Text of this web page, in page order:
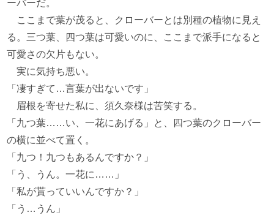
ーバーだ。
ここまで葉が茂ると、クローバーとは別種の植物に見え
る。三つ葉、四つ葉は可愛いのに、ここまで派手になると
可愛さの欠片もない。
実に気持ち悪い。
「凄すぎて…言葉が出ないです」
眉根を寄せた私に、須久奈様は苦笑する。
「九つ葉……い、一花にあげる」と、四つ葉のクローバー
の横に並べて置く。
「九つ！九つもあるんですか？」
「う、うん。一花に……」
「私が貰っていいんですか？」
「う…うん」